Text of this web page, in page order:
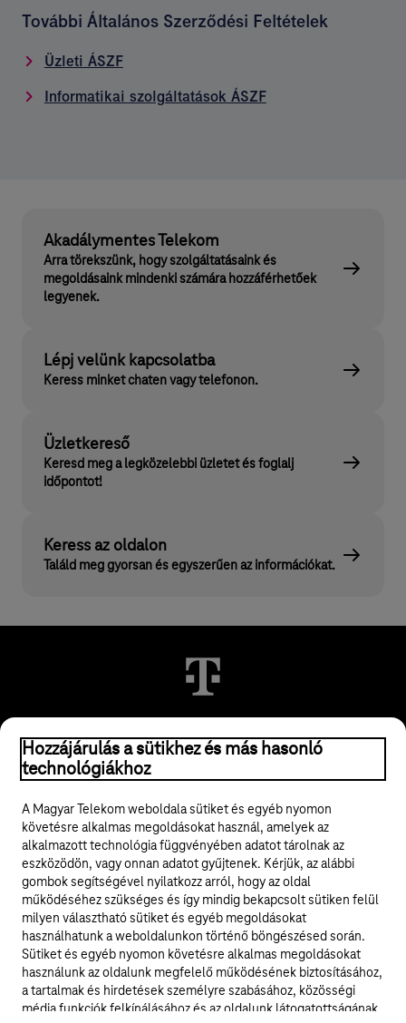
További Általános Szerződési Feltételek
Üzleti ÁSZF
Informatikai szolgáltatások ÁSZF
Akadálymentes Telekom
Arra törekszünk, hogy szolgáltatásaink és
megoldásaink mindenki számára hozzáférhetőek
legyenek.
Lépj velünk kapcsolatba
Keress minket chaten vagy telefonon.
Üzletkereső
Keresd meg a legközelebbi üzletet és foglalj
időpontot!
Keress az oldalon
Találd meg gyorsan és egyszerűen az információkat.
© 2026 Magyar Telekom Nyrt.
ÁSZF
Adatvédelem
Felhívások
Hírlevél
Közösségi média
Hozzájárulás a sütikhez és más hasonló
technológiákhoz
A Magyar Telekom weboldala sütiket és egyéb nyomon
követésre alkalmas megoldásokat használ, amelyek az
alkalmazott technológia függvényében adatot tárolnak az
eszközödön, vagy onnan adatot gyűjtenek. Kérjük, az alábbi
gombok segítségével nyilatkozz arról, hogy az oldal
működéséhez szükséges és így mindig bekapcsolt sütiken felül
milyen választható sütiket és egyéb megoldásokat
használhatunk a weboldalunkon történő böngészésed során.
Sütiket és egyéb nyomon követésre alkalmas megoldásokat
használunk az oldalunk megfelelő működésének biztosításához,
a tartalmak és hirdetések személyre szabásához, közösségi
média funkciók felkínálásához és az oldalunk látogatottságának